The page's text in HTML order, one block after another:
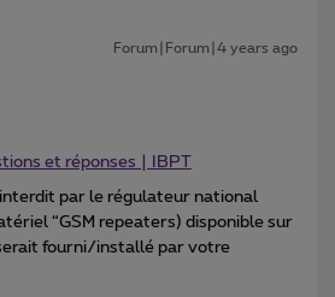
Forum|Forum|4 years ago
et réponses | IBPT
interdit par le régulateur national
“GSM repeaters) disponible sur
fourni/installé par votre